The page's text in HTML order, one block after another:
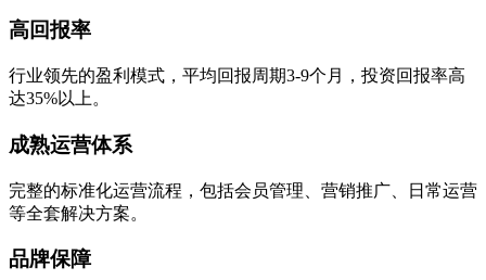
高回报率
行业领先的盈利模式，平均回报周期3-9个月，投资回报率高
达35%以上。
成熟运营体系
完整的标准化运营流程，包括会员管理、营销推广、日常运营
等全套解决方案。
品牌保障